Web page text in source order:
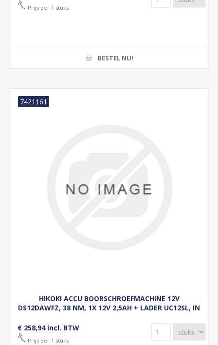
Prijs per 1 stuks
BESTEL NU!
HIKOKI ACCU BOORSCHROEFMACHINE 12V
DS12DAWFZ, 38 NM, 1X 12V 2,5AH + LADER UC12SL, IN
7421161
€ 258,94 incl. BTW
Prijs per 1 stuks